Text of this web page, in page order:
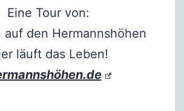
Eine Tour von:
auf den Hermannshöhen
läuft das Leben!